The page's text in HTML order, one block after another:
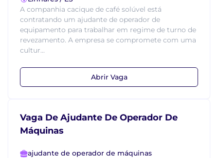
A companhia cacique de café solúvel está
contratando um ajudante de operador de
equipamento para trabalhar em regime de turno de
revezamento. A empresa se compromete com uma
cultur...
Abrir Vaga
Vaga De Ajudante De Operador De
Máquinas
ajudante de operador de máquinas